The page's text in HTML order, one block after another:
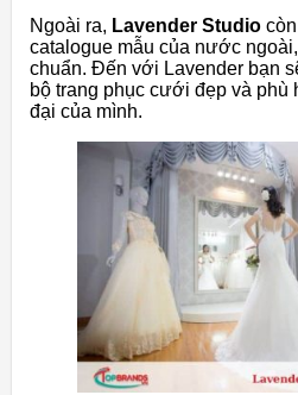
Ngoài ra, Lavender Studio
catalogue mẫu của nước
chuẩn. Đến với Lavender bạn
bộ trang phục cưới đẹp và phù
đại của mình.